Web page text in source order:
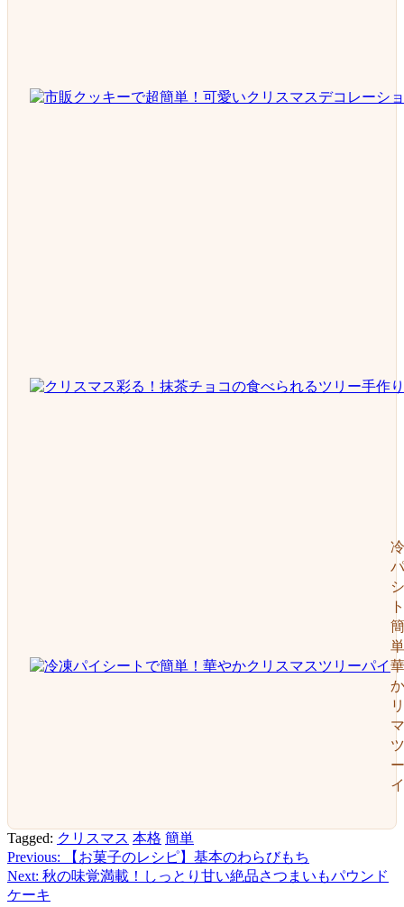
簡
イ
Tagged: クリスマス 本格 簡単
投
稿
Previous:
【お菓子のレシピ】基本のわらびもち
Next: 秋の味覚満載！しっとり甘い絶品さつまいもパウンド
ケーキ